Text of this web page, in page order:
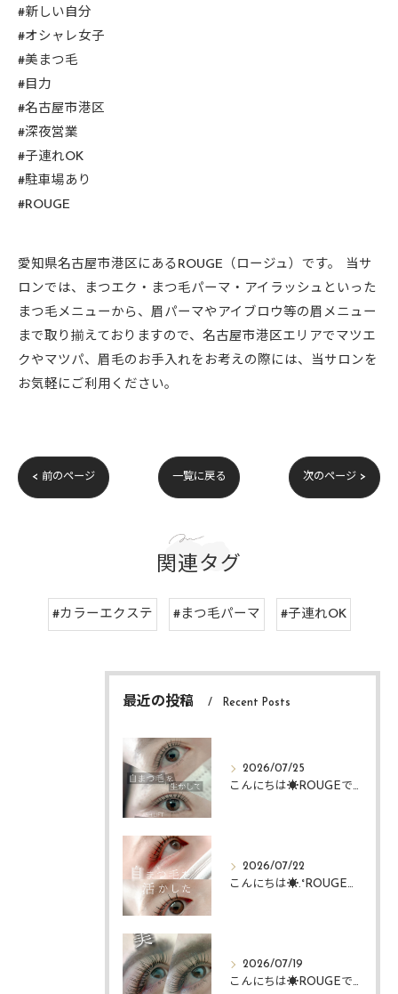
#新しい自分
#オシャレ女子
#美まつ毛
#目力
#名古屋市港区
#深夜営業
#子連れOK
#駐車場あり
#ROUGE
愛知県名古屋市港区にあるROUGE（ロージュ）です。 当サ
ロンでは、まつエク・まつ毛パーマ・アイラッシュといった
まつ毛メニューから、眉パーマやアイブロウ等の眉メニュー
まで取り揃えておりますので、名古屋市港区エリアでマツエ
クやマツパ、眉毛のお手入れをお考えの際には、当サロンを
お気軽にご利用ください。
< 前のページ 一覧に戻る 次のページ >
関連タグ
#カラーエクステ #まつ毛パーマ #子連れOK
最近の投稿 Recent Posts
2026/07/25
こんにちは☀️ROUGEですᴗ ᴗ͈
2026/07/22
こんにちは☀️.°ROUGEですᴗ ᴗ͈
2026/07/19
こんにちは☀️ROUGEですᴗ ᴗ͈